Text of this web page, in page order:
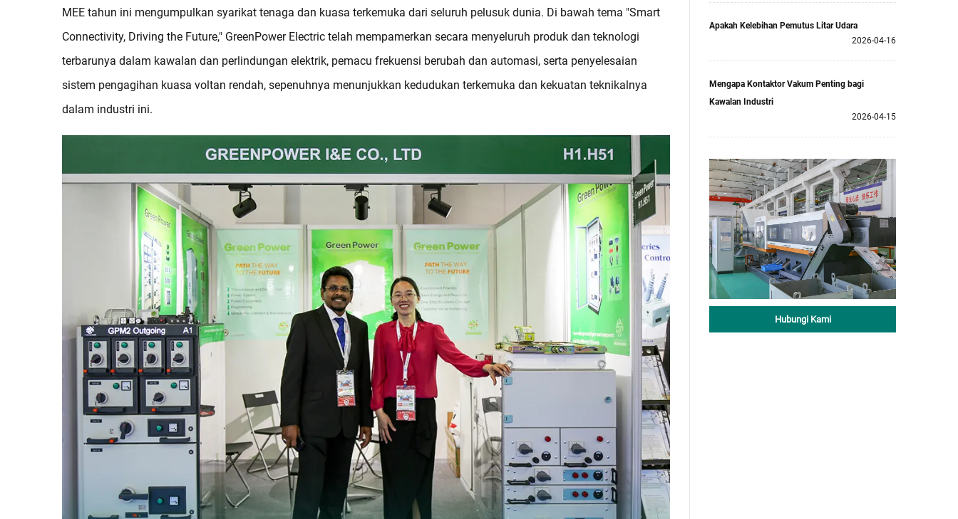
MEE tahun ini mengumpulkan syarikat tenaga dan kuasa terkemuka dari seluruh pelusuk dunia. Di bawah tema "Smart
Connectivity, Driving the Future," GreenPower Electric telah mempamerkan secara menyeluruh produk dan teknologi
terbarunya dalam kawalan dan perlindungan elektrik, pemacu frekuensi berubah dan automasi, serta penyelesaian
sistem pengagihan kuasa voltan rendah, sepenuhnya menunjukkan kedudukan terkemuka dan kekuatan teknikalnya
dalam industri ini.
Apakah Kelebihan Pemutus Litar Udara
2026-04-16
Mengapa Kontaktor Vakum Penting bagi
Kawalan Industri
2026-04-15
Hubungi Kami